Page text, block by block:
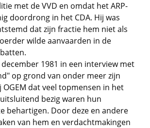
met de VVD en omdat het ARP-
doordrong in het CDA. Hij was
dat zijn fractie hem niet als
wilde aanvaarden in de
1981 in een interview met
op grond van onder meer zijn
dat veel topmensen in het
bezig waren hun
behartigen. Door deze en andere
van hem en verdachtmakingen